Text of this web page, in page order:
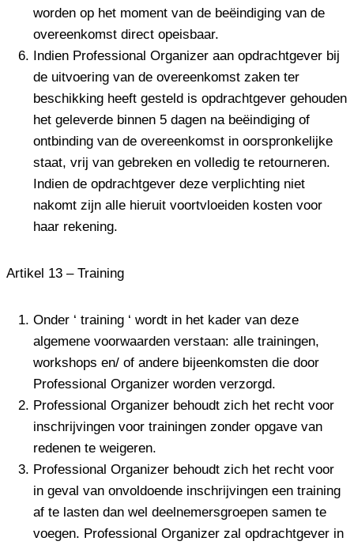
worden op het moment van de beëindiging van de
overeenkomst direct opeisbaar.
Indien Professional Organizer aan opdrachtgever bij
de uitvoering van de overeenkomst zaken ter
beschikking heeft gesteld is opdrachtgever gehouden
het geleverde binnen 5 dagen na beëindiging of
ontbinding van de overeenkomst in oorspronkelijke
staat, vrij van gebreken en volledig te retourneren.
Indien de opdrachtgever deze verplichting niet
nakomt zijn alle hieruit voortvloeiden kosten voor
haar rekening.
Artikel 13 – Training
Onder ‘ training ‘ wordt in het kader van deze
algemene voorwaarden verstaan: alle trainingen,
workshops en/ of andere bijeenkomsten die door
Professional Organizer worden verzorgd.
Professional Organizer behoudt zich het recht voor
inschrijvingen voor trainingen zonder opgave van
redenen te weigeren.
Professional Organizer behoudt zich het recht voor
in geval van onvoldoende inschrijvingen een training
af te lasten dan wel deelnemersgroepen samen te
voegen. Professional Organizer zal opdrachtgever in